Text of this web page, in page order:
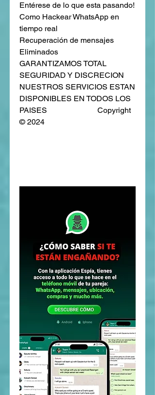
Entérese de lo que esta pasando!
Como Hackear WhatsApp en
tiempo real
Recuperación de mensajes
Eliminados
GARANTIZAMOS TOTAL
SEGURIDAD Y DISCRECION
NUESTROS SERVICIOS ESTAN
DISPONIBLES EN TODOS LOS
PAISES                          Copyright
© 2024